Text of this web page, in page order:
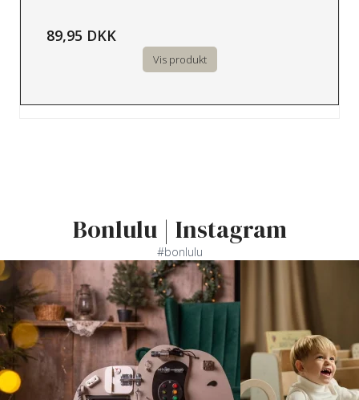
89,95 DKK
Vis produkt
Bonlulu | Instagram
#bonlulu